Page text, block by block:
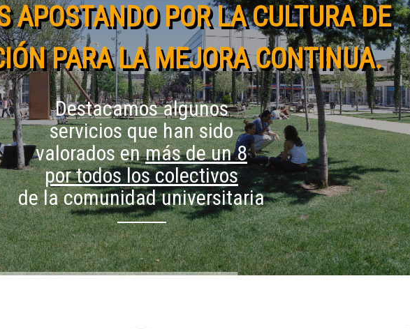
APOSTANDO POR LA CULTURA DE
PARA LA MEJORA CONTINUA.
Destacamos algunos
servicios que han sido
valorados enmás de un 8
por todos los colectivos
de la comunidad universitaria